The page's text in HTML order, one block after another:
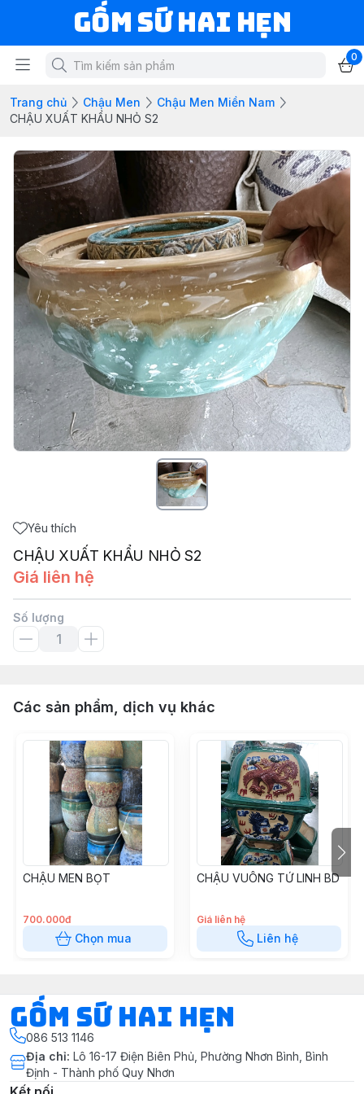
Gốm Sứ Hai Hẹn
0
Trang chủ Chậu Men
Chậu Men Miền Nam
CHẬU XUẤT KHẨU NHỎ S2
Yêu thích
CHẬU XUẤT KHẨU NHỎ S2
Giá liên hệ
Số lượng
Các sản phẩm, dịch vụ khác
CHẬU MEN BỌT
700.000đ
Chọn mua
CHẬU VUÔNG TỨ LINH BD
Giá liên hệ
Liên hệ
Gốm Sứ Hai Hẹn
086 513 1146
Địa chỉ: Lô 16-17 Điện Biên Phủ, Phường Nhơn Bình, Bình
Định - Thành phố Quy Nhơn